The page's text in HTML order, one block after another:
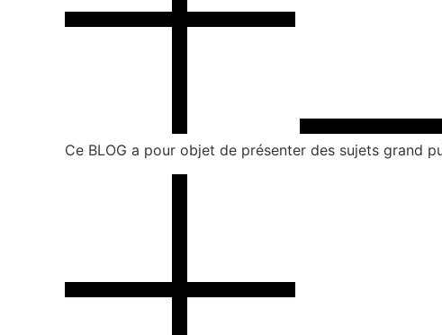
Ce BLOG a pour objet de présenter des sujets grand